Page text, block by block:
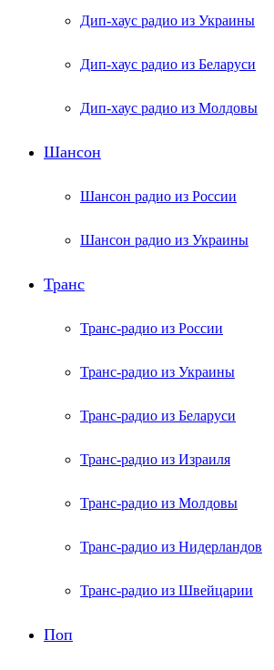
Дип-хаус радио из Украины
Дип-хаус радио из Беларуси
Дип-хаус радио из Молдовы
Шансон
Шансон радио из России
Шансон радио из Украины
Транс
Транс-радио из России
Транс-радио из Украины
Транс-радио из Беларуси
Транс-радио из Израиля
Транс-радио из Молдовы
Транс-радио из Нидерландов
Транс-радио из Швейцарии
Поп